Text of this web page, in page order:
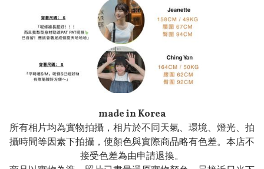
made in Korea
所有相片均為實物拍攝，相片於不同天氣、環境、燈光、拍
攝時間等因素下拍攝，使顏色與實際商品略有色差。本店不
接受色差為由申請退換。